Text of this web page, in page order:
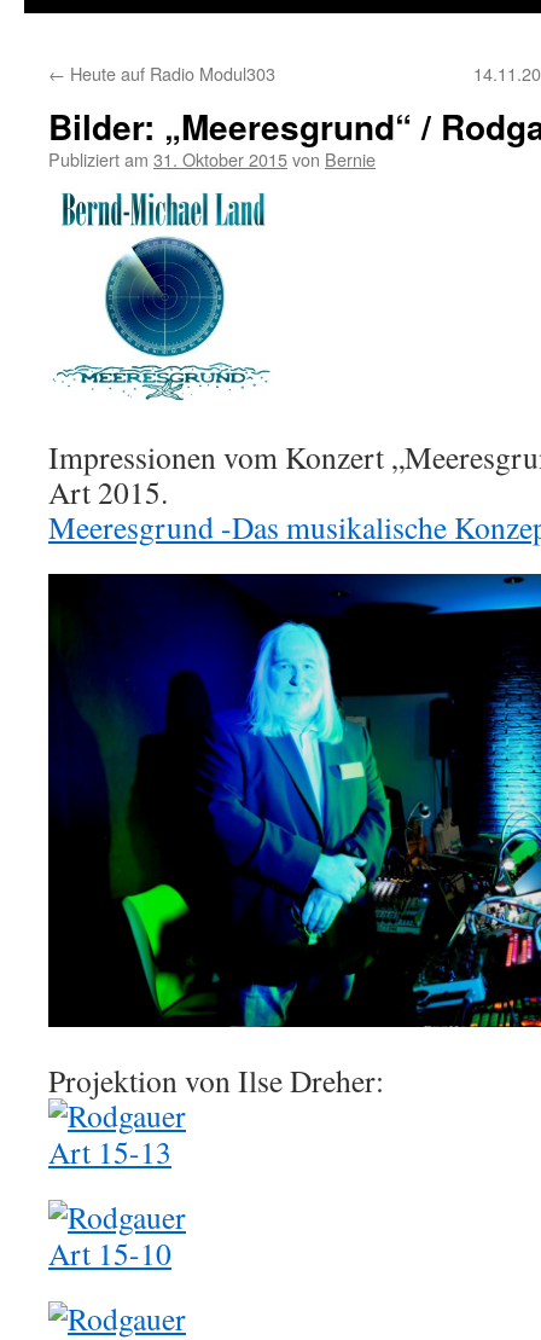
← Heute auf Radio Modul303
Bilder: „Meeresgrund“ /
Publiziert am 31. Oktober 2015von Bernie
Impressionen vom Konzert
Art 2015.
Meeresgrund -Das musikalische
Projektion von Ilse Dreher: